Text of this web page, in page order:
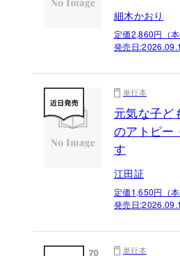
細木かおり
定価2,860円（
発売日:
単行本
元気な子
のアトピー
す
江田証
定価1,650円（
発売日:
単行本